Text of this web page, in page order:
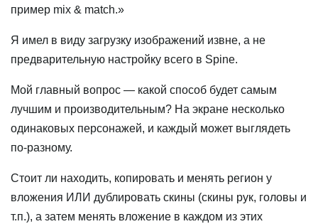
пример mix & match.»
Я имел в виду загрузку изображений извне, а не
предварительную настройку всего в Spine.
Мой главный вопрос — какой способ будет самым
лучшим и производительным? На экране несколько
одинаковых персонажей, и каждый может выглядеть
по‑разному.
Стоит ли находить, копировать и менять регион у
вложения ИЛИ дублировать скины (скины рук, головы и
т.п.), а затем менять вложение в каждом из этих